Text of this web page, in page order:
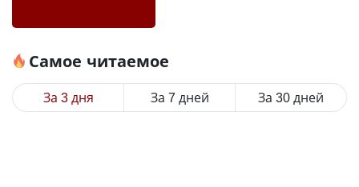
Самое читаемое
За 3 дня За 7 дней За 30 дней